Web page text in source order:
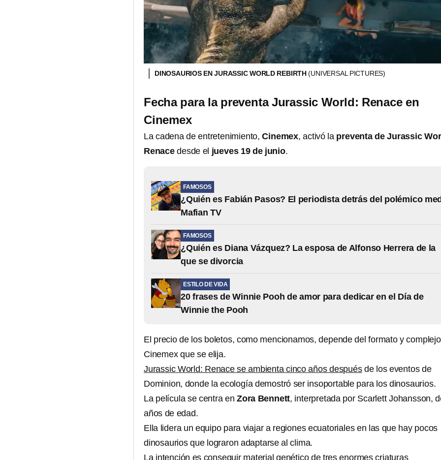
DINOSAURIOS EN JURASSIC WORLD REBIRTH(UNIVERSAL PICTURES)
Fecha para la preventa Jurassic World: Renace en
Cinemex
La cadena de entretenimiento,Cinemex, activó la preventa de Jurassic
Renacedesde el jueves 19 de junio.
FAMOSOS
¿Quién es Fabián Pasos? El periodista detrás del polémico
Mafian TV
FAMOSOS
¿Quién es Diana Vázquez? La esposa de Alfonso Herrera de la
que se divorcia
ESTILO DE VIDA
20 frases de Winnie Pooh de amor para dedicar en el Día de
Winnie the Pooh
El precio de los boletos, como mencionamos, depende del formato y complejo
Cinemex que se elija.
Jurassic World: Renace se ambienta cinco años despuésde los eventos de
Dominion, donde la ecología demostró ser insoportable para los dinosaurios.
La película se centra en Zora Bennett, interpretada por Scarlett Johansson,
años de edad.
Ella lidera un equipo para viajar a regiones ecuatoriales en las que hay pocos
dinosaurios que lograron adaptarse al clima.
La intención es conseguir material genético de tres enormes criaturas